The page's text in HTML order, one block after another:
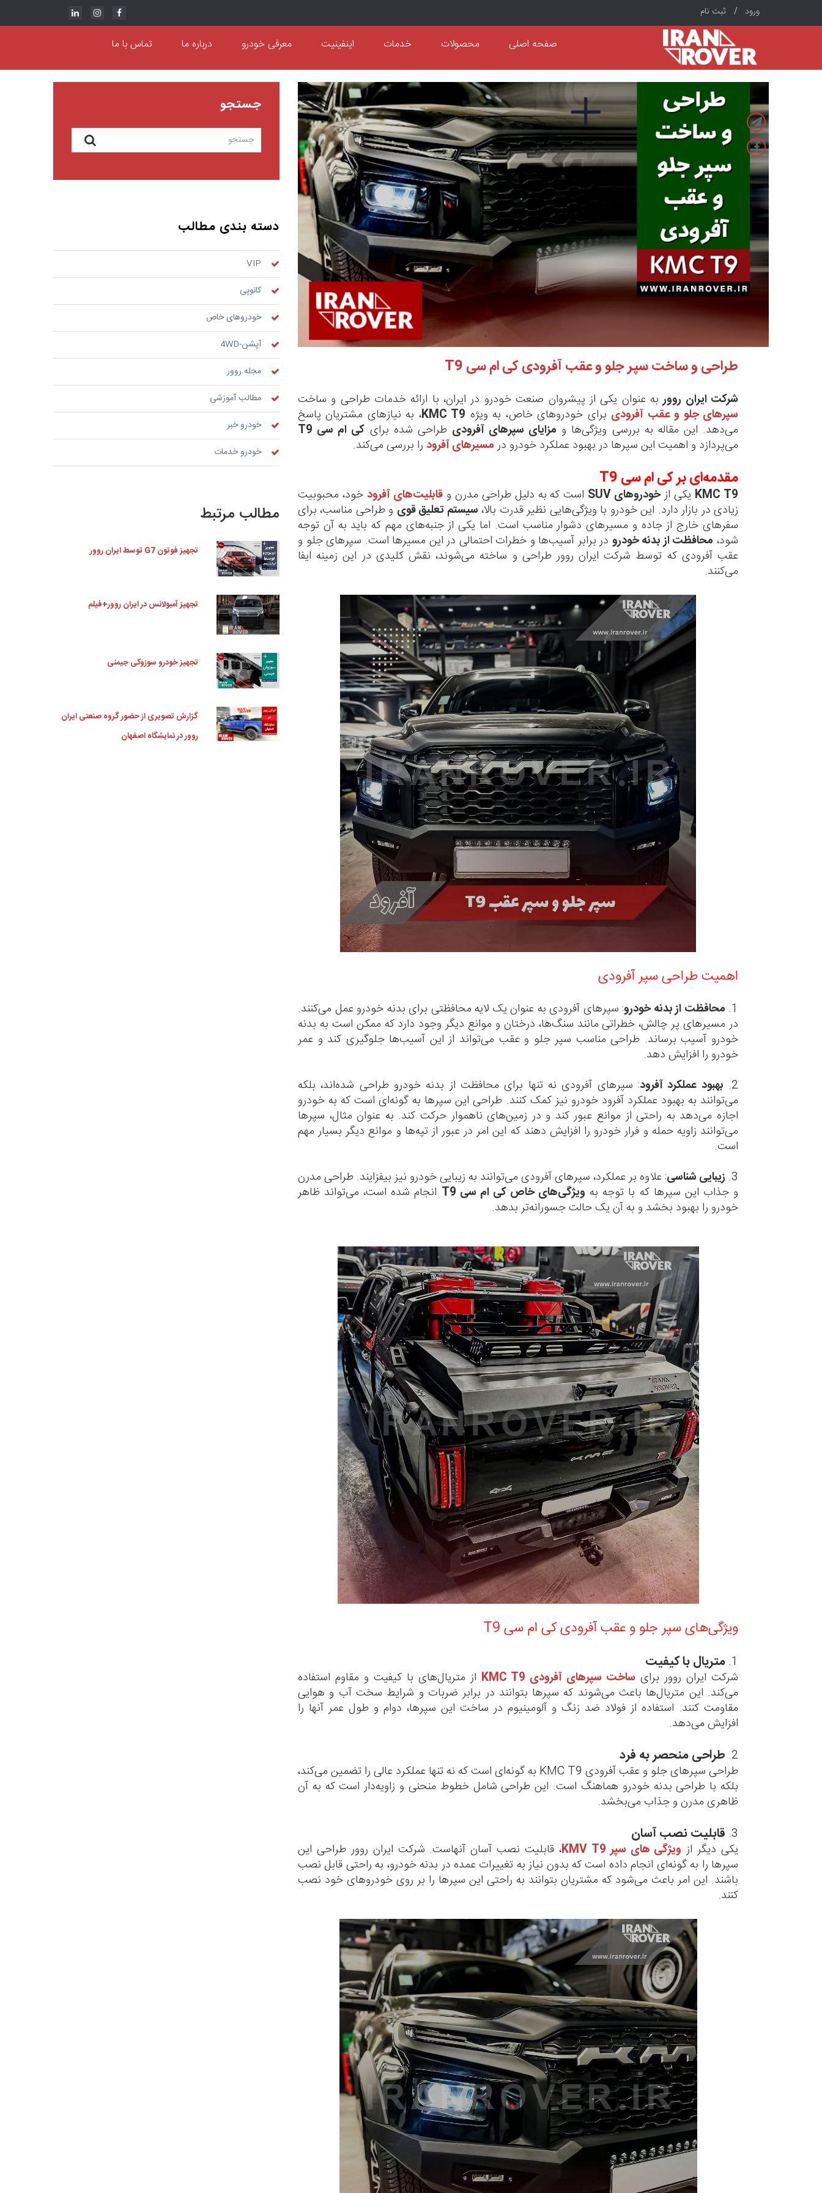
ورود / ثبت نام
صفحه اصلی محصولات خدمات اینفینیت معرفی خودرو درباره ما تماس با ما
طراحی و ساخت سپر جلو و عقب آفرودی کی ام سی T9
شرکت ایران رووربه عنوان یکی از پیشروان صنعت خودرو در ایران، با ارائه خدمات طراحی و ساخت
سپرهای جلو و عقب آفرودی برای خودروهای خاص، به ویژه KMC T9، به نیازهای مشتریان پاسخ
می‌دهد. این مقاله به بررسی ویژگی‌ها و مزایای سپرهای آفرودی طراحی شده برای کی ام سی T9
می‌پردازد و اهمیت این سپرها در بهبود عملکرد خودرو درمسیرهای آفرود را بررسی می‌کند.
مقدمه‌ای بر کی ام سی T9
KMC T9 یکی ازخودروهای SUV است که به دلیل طراحی مدرن وقابلیت‌های آفرود خود، محبوبیت
زیادی در بازار دارد. این خودرو با ویژگی‌هایی نظیر قدرت بالا، سیستم تعلیق قوی و طراحی مناسب، برای
سفرهای خارج از جاده و مسیرهای دشوار مناسب است. اما یکی از جنبه‌های مهم که باید به آن توجه
شود، محافظت از بدنه خودرو در برابر آسیب‌ها و خطرات احتمالی در این مسیرها است. سپرهای جلو و
عقب آفرودی که توسط شرکت ایران روور طراحی و ساخته می‌شوند، نقش کلیدی در این زمینه ایفا
می‌کنند.
اهمیت طراحی سپر آفرودی
1. محافظت از بدنه خودرو: سپرهای آفرودی به عنوان یک لایه محافظتی برای بدنه خودرو عمل می‌کنند.
در مسیرهای پر چالش، خطراتی مانند سنگ‌ها، درختان و موانع دیگر وجود دارد که ممکن است به بدنه
خودرو آسیب برساند. طراحی مناسب سپر جلو و عقب می‌تواند از این آسیب‌ها جلوگیری کند و عمر
خودرو را افزایش دهد.
2. بهبود عملکرد آفرود: سپرهای آفرودی نه تنها برای محافظت از بدنه خودرو طراحی شده‌اند، بلکه
می‌توانند به بهبود عملکرد آفرود خودرو نیز کمک کنند. طراحی این سپرها به گونه‌ای است که به خودرو
اجازه می‌دهد به راحتی از موانع عبور کند و در زمین‌های ناهموار حرکت کند. به عنوان مثال، سپرها
می‌توانند زاویه حمله و فرار خودرو را افزایش دهند که این امر در عبور از تپه‌ها و موانع دیگر بسیار مهم
است.
3. زیبایی‌ شناسی: علاوه بر عملکرد، سپرهای آفرودی می‌توانند به زیبایی خودرو نیز بیفزایند. طراحی مدرن
و جذاب این سپرها که با توجه به ویژگی‌های خاص کی ام سی T9
انجام شده است، می‌تواند ظاهر
خودرو را بهبود بخشد و به آن یک حالت جسورانه‌تر بدهد.
ویژگی‌های سپر جلو و عقب آفرودی کی ام سی T9
1. متریال با کیفیت
شرکت ایران روور برای ساخت سپرهای آفرودی KMC T9
از متریال‌های با کیفیت و مقاوم استفاده
می‌کند. این متریال‌ها باعث می‌شوند که سپرها بتوانند در برابر ضربات و شرایط سخت آب و هوایی
مقاومت کنند. استفاده از فولاد ضد زنگ و آلومینیوم در ساخت این سپرها، دوام و طول عمر آنها را
افزایش می‌دهد.
2. طراحی منحصر به فرد
طراحی سپرهای جلو و عقب آفرودی KMC T9 به گونه‌ای است که نه تنها عملکرد عالی را تضمین می‌کند،
بلکه با طراحی بدنه خودرو هماهنگ است. این طراحی شامل خطوط منحنی و زاویه‌دار است که به آن
ظاهری مدرن و جذاب می‌بخشد.
3. قابلیت نصب آسان
یکی دیگر از ویژگی‌ های سپر KMV T9
، قابلیت نصب آسان آنهاست. شرکت ایران روور طراحی این
سپرها را به گونه‌ای انجام داده است که بدون نیاز به تغییرات عمده در بدنه خودرو، به راحتی قابل نصب
باشند. این امر باعث می‌شود که مشتریان بتوانند به راحتی این سپرها را بر روی خودروهای خود نصب
کنند.
جستجو
دسته بندی مطالب
VIP
کانوپی
خودروهای خاص
آپشن-4WD
مجله روور
مطالب آموزشی
خودرو خبر
خودرو خدمات
مطالب مرتبط
تجهیز فوتون G7 توسط ایران روور
تجهیز آمبولانس در ایران روور+فیلم
تجهیز خودرو سوزوکی جیمنی
گزارش تصویری از حضور گروه صنعتی ایران
روور در نمایشگاه اصفهان